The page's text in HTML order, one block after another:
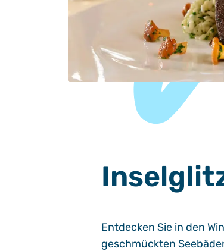
Entdecken Sie in den
geschmückten